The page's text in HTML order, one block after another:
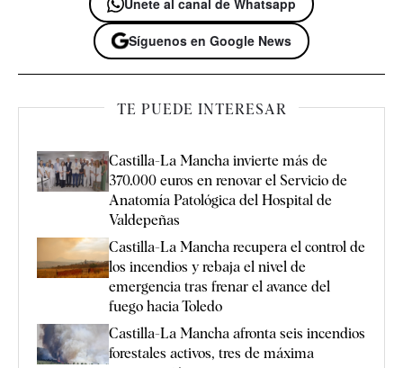
Síguenos en Google News
TE PUEDE INTERESAR
Castilla-La Mancha invierte más de
370.000 euros en renovar el Servicio de
Anatomía Patológica del Hospital de
Valdepeñas
Castilla-La Mancha recupera el control de
los incendios y rebaja el nivel de
emergencia tras frenar el avance del
fuego hacia Toledo
Castilla-La Mancha afronta seis incendios
forestales activos, tres de máxima